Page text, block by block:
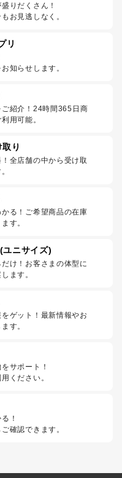
りだくさん！
お見逃しなく。
リ
知らせします。
紹介！24時間365日商
用可能。
り
全店舗の中から受け取
る！ご希望商品の在庫
す。
ユニサイズ)
け！お客さまの体型に
ます。
ゲット！最新情報やお
す。
サポート！
ください。
！
確認できます。